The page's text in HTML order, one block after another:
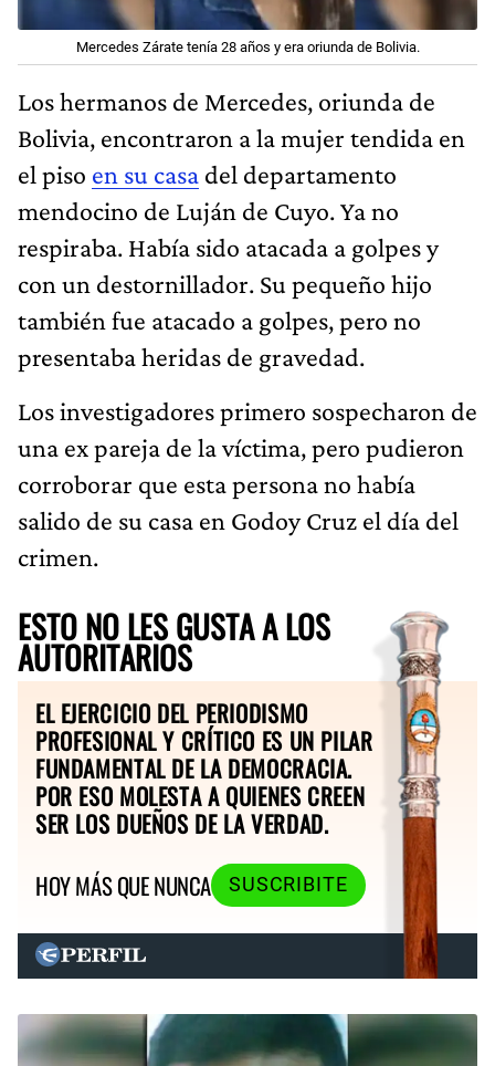
Mercedes Zárate tenía 28 años y era oriunda de Bolivia.
Los hermanos de Mercedes, oriunda de
Bolivia, encontraron a la mujer tendida en
el piso en su casa del departamento
mendocino de Luján de Cuyo. Ya no
respiraba. Había sido atacada a golpes y
con un destornillador. Su pequeño hijo
también fue atacado a golpes, pero no
presentaba heridas de gravedad.
Los investigadores primero sospecharon de
una ex pareja de la víctima, pero pudieron
corroborar que esta persona no había
salido de su casa en Godoy Cruz el día del
crimen.
ESTO NO LES GUSTA A LOS
AUTORITARIOS
EL EJERCICIO DEL PERIODISMO
PROFESIONAL Y CRÍTICO ES UN PILAR
FUNDAMENTAL DE LA DEMOCRACIA.
POR ESO MOLESTA A QUIENES CREEN
SER LOS DUEÑOS DE LA VERDAD.
HOY MÁS QUE NUNCA
SUSCRIBITE